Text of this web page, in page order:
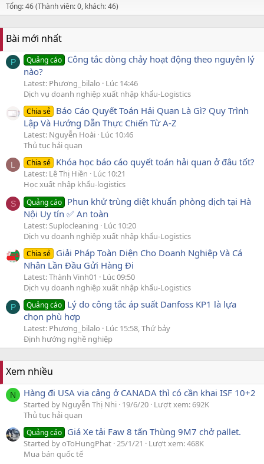
Tổng: 46 (Thành viên: 0, khách: 46)
Bài mới nhất
P Quảng cáo Công tắc dòng chảy hoạt động theo nguyên lý
nào?
Latest: Phương_bilalo
Lúc 14:46
Dịch vụ doanh nghiệp xuất nhập khẩu-Logistics
Chia sẻ Báo Cáo Quyết Toán Hải Quan Là Gì? Quy Trình
Lập Và Hướng Dẫn Thực Chiến Từ A-Z
Latest: Nguyễn Hoài Lúc 10:46
Thủ tục hải quan
L Chia sẻ Khóa học báo cáo quyết toán hải quan ở đâu tốt?
Latest: Lê Thị Hiền
Lúc 10:21
Học xuất nhập khẩu-logistics
S Quảng cáo Phun khử trùng diệt khuẩn phòng dịch tại Hà
Nội Uy tín ✅ An toàn
Latest: Suplocleaning
Lúc 10:20
Dịch vụ doanh nghiệp xuất nhập khẩu-Logistics
Chia sẻ Giải Pháp Toàn Diện Cho Doanh Nghiệp Và Cá
Nhân Lần Đầu Gửi Hàng Đi
Latest: Thành Vinh01
Lúc 09:50
Dịch vụ doanh nghiệp xuất nhập khẩu-Logistics
P Quảng cáo Lý do công tắc áp suất Danfoss KP1 là lựa
chọn phù hợp
Latest: Phương_bilalo
Lúc 15:58, Thứ bảy
Định hướng nghề nghiệp
Xem nhiều
N Hàng đi USA via cảng ở CANADA thì có cần khai ISF 10+2
Started by Nguyễn Thị Nhi 19/6/20 Lượt xem: 692K
Thủ tục hải quan
Quảng cáo Giá Xe tải Faw 8 tấn Thùng 9M7 chở pallet.
Started by oToHungPhat 25/1/21
Lượt xem: 468K
Mua bán quốc tế